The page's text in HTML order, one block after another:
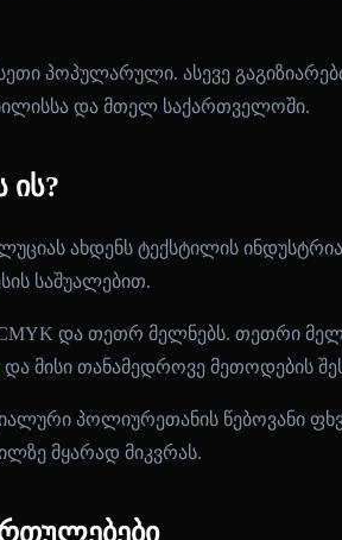
პოპულარული. ასევე
და მთელ საქართველოში.
ის?
ახდენს ტექსტილის
საშუალებით.
და თეთრ მელნებს. თეთრი
და მისი თანამედროვე მეთოდების
პოლიურეთანის წებოვანი
მყარად მიკვრას.